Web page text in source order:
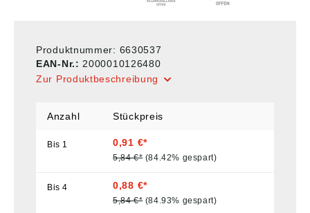
Produktnummer: 6630537
EAN-Nr.: 2000010126480
Zur Produktbeschreibung
Anzahl Stückpreis
Bis 1 0,91 €*
5,84 €* (84.42% gespart)
Bis4 0,88 €*
5,84 €* (84.93% gespart)